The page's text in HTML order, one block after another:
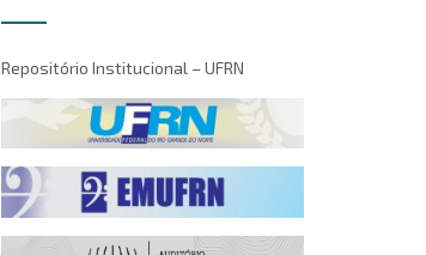
Repositório Institucional – UFRN